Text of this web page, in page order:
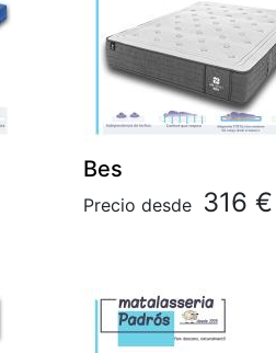
Bes
Precio desde 316 €